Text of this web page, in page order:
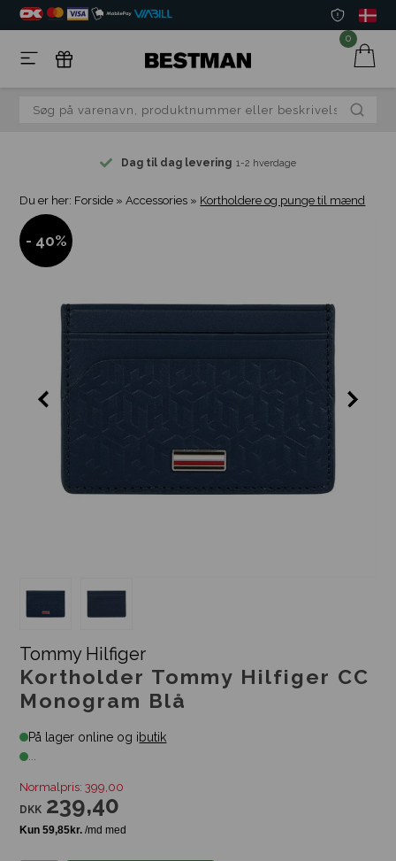
0
Dag til dag levering 1-2 hverdage
Du er her: Forside »Accessories » Kortholdere og punge til mænd
- 40%
Tommy Hilfiger
Kortholder Tommy Hilfiger CC
Monogram Blå
På lager online og ibutik
...
Normalpris: 399,00
DKK 239,40